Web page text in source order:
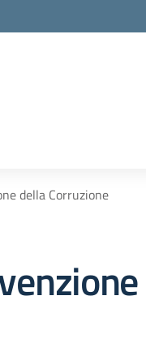
della Corruzione